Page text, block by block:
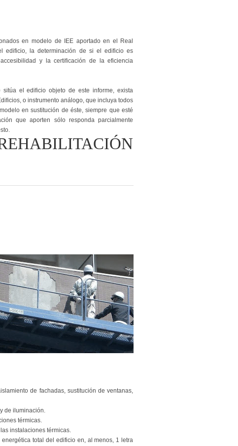
en modelo de IEE aportado en el Real
edificio, la determinación de si el edificio es
y la certificación de la eficiencia
el edificio objeto de este informe, exista
o instrumento análogo, que incluya todos
en sustitución de éste, siempre que esté
que aporten sólo responda parcialmente
de fachadas, sustitución de ventanas,
de iluminación.
térmicas.
instalaciones térmicas.
total del edificio en, al menos, 1 letra